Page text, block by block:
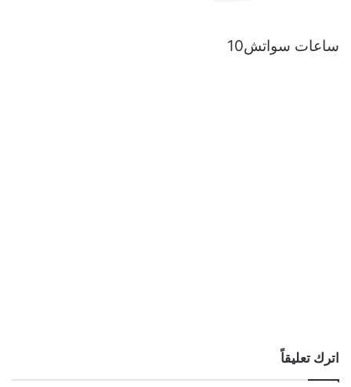
ساعات سواتش10
اترك تعليقاً